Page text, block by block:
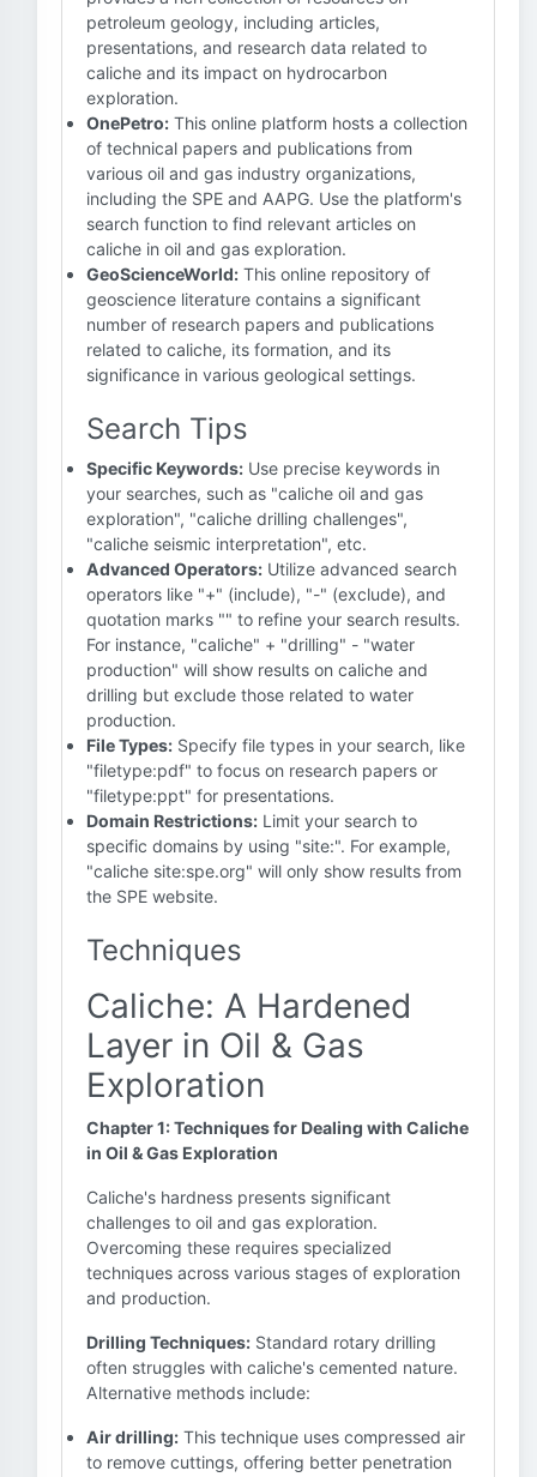
petroleum geology, including articles,
presentations, and research data related to
caliche and its impact on hydrocarbon
exploration.
OnePetro: This online platform hosts a collection
of technical papers and publications from
various oil and gas industry organizations,
including the SPE and AAPG. Use the platform's
search function to find relevant articles on
caliche in oil and gas exploration.
GeoScienceWorld: This online repository of
geoscience literature contains a significant
number of research papers and publications
related to caliche, its formation, and its
significance in various geological settings.
Search Tips
Specific Keywords: Use precise keywords in
your searches, such as "caliche oil and gas
exploration", "caliche drilling challenges",
"caliche seismic interpretation", etc.
Advanced Operators: Utilize advanced search
operators like "+" (include), "-" (exclude), and
quotation marks "" to refine your search results.
For instance, "caliche" + "drilling" - "water
production" will show results on caliche and
drilling but exclude those related to water
production.
File Types: Specify file types in your search, like
"filetype:pdf" to focus on research papers or
"filetype:ppt" for presentations.
Domain Restrictions: Limit your search to
specific domains by using "site:". For example,
"caliche site:spe.org" will only show results from
the SPE website.
Techniques
Caliche: A Hardened
Layer in Oil & Gas
Exploration
Chapter 1: Techniques for Dealing with Caliche
in Oil & Gas Exploration
Caliche's hardness presents significant
challenges to oil and gas exploration.
Overcoming these requires specialized
techniques across various stages of exploration
and production.
Drilling Techniques: Standard rotary drilling
often struggles with caliche's cemented nature.
Alternative methods include:
Air drilling: This technique uses compressed air
to remove cuttings, offering better penetration